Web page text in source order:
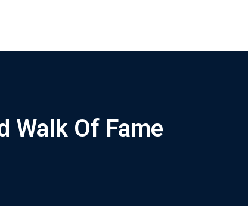
Walk Of Fame